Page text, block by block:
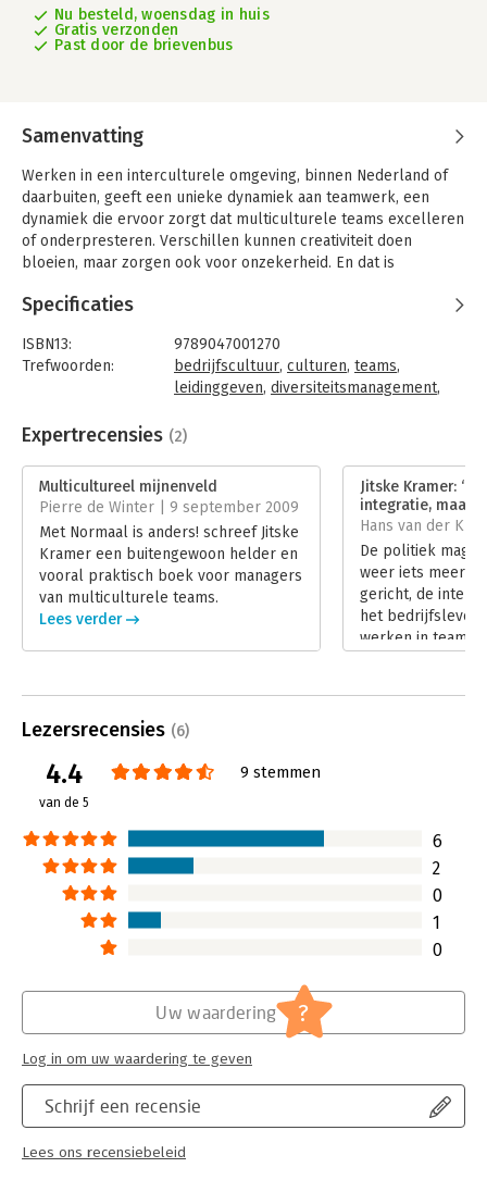
Nu besteld, woensdag in huis
Gratis verzonden
Past door de brievenbus
Samenvatting
Werken in een interculturele omgeving, binnen Nederland of
daarbuiten, geeft een unieke dynamiek aan teamwerk, een
dynamiek die ervoor zorgt dat multiculturele teams excelleren
of onderpresteren. Verschillen kunnen creativiteit doen
bloeien, maar zorgen ook voor onzekerheid. En dat is
gaan schuiven. Goed leiderschap is dan noodzakelijk. Maar hoe
waar moet u op letten?
'Normaal is anders!' geeft antwoord op deze vragen. Jitske
ontwikkelt een helder model om de dynamiek in een team te
sturen, en laat zien hoe u een teamcultuur kunt creëren die
prettig, passend en effectief is. Het resultaat: onderling
vertrouwen, participatie en teamloyaliteit; noodzakelijke
ingrediënten voor excellent teamwerk.
Specificaties
ISBN13:
9789047001270
Trefwoorden:
bedrijfscultuur, culturen, teams,
leidinggeven, diversiteitsmanagement,
Taal:
Nederlands
Aantal pagina's:
Uitgever:
Business Contact
Druk:
Verschijningsdatum:
25-1-2013
Hoofdrubriek: Leiderschap
Expertrecensies (2)
Multicultureel mijnenveld
Pierre de Winter | 9 september 2009
Met Normaal is anders! schreef Jitske
Kramer een buitengewoon helder en
vooral praktisch boek voor managers
van multiculturele teams.
Lees verder
Jitske Kramer:
integratie, maar
Hans van der Klis
De politiek mag
weer iets meer
gericht, de
het bedrijfsleven
werken in teams
Lees verder
Lezersrecensies (6)
4.4
van de 5
9 stemmen
6
2
0
1
0
Schrijf een recensie
Lees ons recensiebeleid
Uw waardering ?
Log in om uw waardering te geven